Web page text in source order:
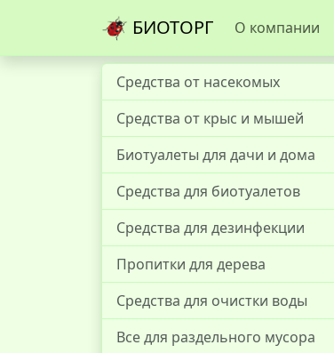
БИОТОРГ О компании
Средства от насекомых
Средства от крыс и мышей
Биотуалеты для дачи и дома
Средства для биотуалетов
Средства для дезинфекции
Пропитки для дерева
Средства для очистки воды
Все для раздельного мусора